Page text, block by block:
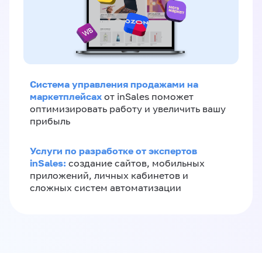
Система управления продажами на
маркетплейсах от inSales поможет
оптимизировать работу и увеличить вашу
прибыль
Услуги по разработке от экспертов
inSales: создание сайтов, мобильных
приложений, личных кабинетов и
сложных систем автоматизации